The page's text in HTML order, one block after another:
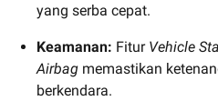
yang serba cepat.
Keamanan: Fitur Vehicle
Airbag memastikan
berkendara.